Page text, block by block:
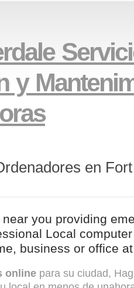
y
en
you providing
Local
business or office
online para su ciudad,